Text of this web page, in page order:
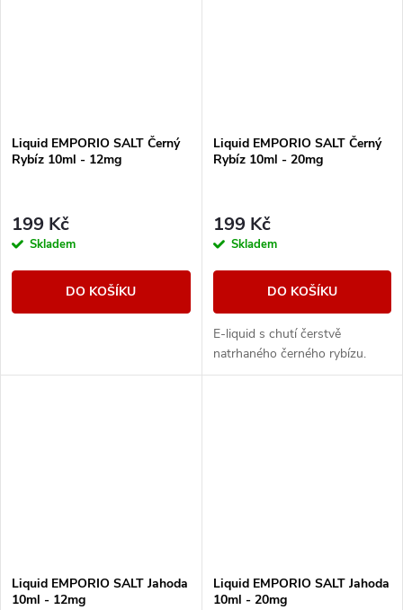
Liquid EMPORIO SALT Černý
Rybíz 10ml - 12mg
199 Kč
Skladem
DO KOŠÍKU
Liquid EMPORIO SALT Černý
Rybíz 10ml - 20mg
199 Kč
Skladem
DO KOŠÍKU
E-liquid s chutí čerstvě
natrhaného černého rybízu.
Liquid EMPORIO SALT Jahoda
10ml - 12mg
Liquid EMPORIO SALT Jahoda
10ml - 20mg